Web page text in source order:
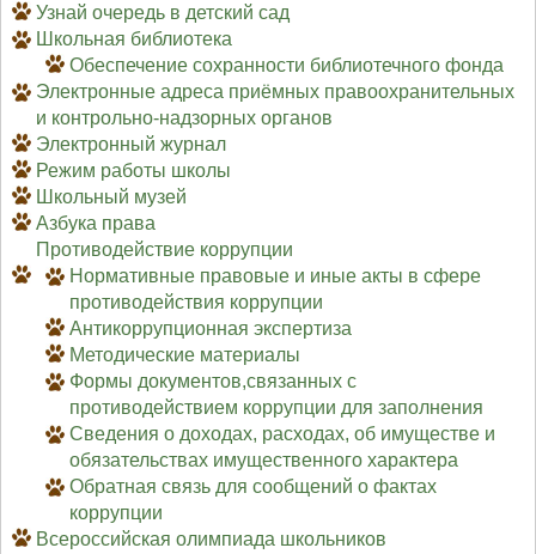
Узнай очередь в детский сад
Школьная библиотека
Обеспечение сохранности библиотечного фонда
Электронные адреса приёмных правоохранительных
и контрольно-надзорных органов
Электронный журнал
Режим работы школы
Школьный музей
Азбука права
Противодействие коррупции
Нормативные правовые и иные акты в сфере
противодействия коррупции
Антикоррупционная экспертиза
Методические материалы
Формы документов,связанных с
противодействием коррупции для заполнения
Сведения о доходах, расходах, об имуществе и
обязательствах имущественного характера
Обратная связь для сообщений о фактах
коррупции
Всероссийская олимпиада школьников